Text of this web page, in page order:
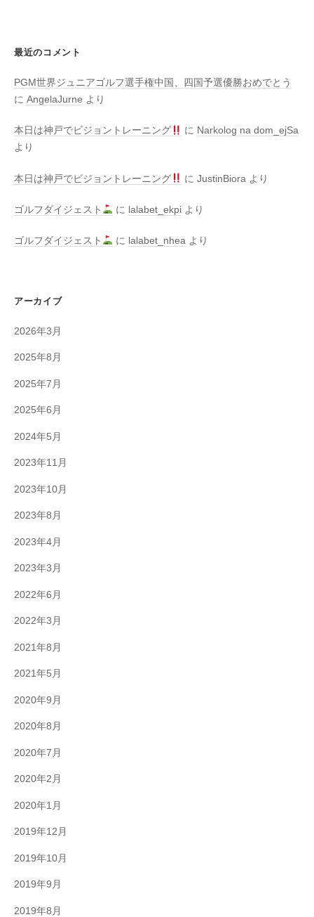
最近のコメント
PGM世界ジュニアゴルフ選手権中国、四国予選優勝おめでとう
に AngelaJurne より
本日は神戸でビジョントレーニング に Narkolog na dom_ejSa
より
本日は神戸でビジョントレーニング にJustinBiora より
ゴルフダイジェスト に lalabet_ekpi より
ゴルフダイジェスト に lalabet_nhea より
アーカイブ
2026年3月
2025年8月
2025年7月
2025年6月
2024年5月
2023年11月
2023年10月
2023年8月
2023年4月
2023年3月
2022年6月
2022年3月
2021年8月
2021年5月
2020年9月
2020年8月
2020年7月
2020年2月
2020年1月
2019年12月
2019年10月
2019年9月
2019年8月